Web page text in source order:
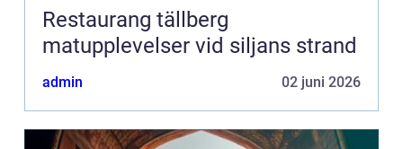
Restaurang tällberg
matupplevelser vid siljans strand
admin 02 juni 2026